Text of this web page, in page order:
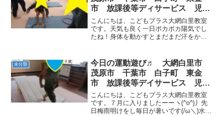
市 放課後等ディサービス 児童
発達支援
こんにちは、こどもプラス大網白里教室
です。天気も良く一日ポカポカ陽気でし
たね！身体を動かすとまだまだ汗をかき
びに来てくれました(=ﾟωﾟ)ﾉ運動遊びの様
子を紹介します♬...
未分類
今日の運動遊び♬ 大網白里市
茂原市 千葉市 白子町 東金
市 放課後等デイサービス 児童
発達支援
こんにちは、こどもプラス大網白里教室
です。７月に入りましたーーヽ(^o^)丿先
日梅雨明けをし毎日が暑いです(/ω＼)水分